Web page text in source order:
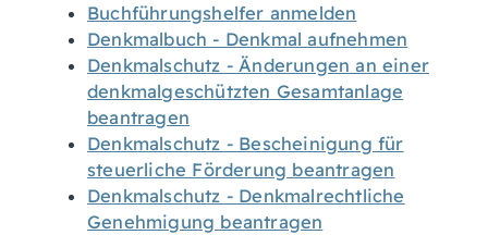
Buchführungshelfer anmelden
Denkmalbuch - Denkmal aufnehmen
Denkmalschutz - Änderungen an einer
denkmalgeschützten Gesamtanlage
beantragen
Denkmalschutz - Bescheinigung für
steuerliche Förderung beantragen
Denkmalschutz - Denkmalrechtliche
Genehmigung beantragen